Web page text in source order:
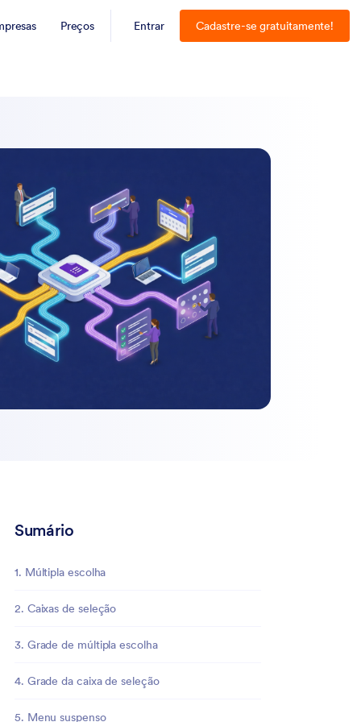
Preços Entrar Cadastre-se gratuitamente!
Sumário
1. Múltipla escolha
2. Caixas de seleção
3. Grade de múltipla escolha
4. Grade da caixa de seleção
5. Menu suspenso